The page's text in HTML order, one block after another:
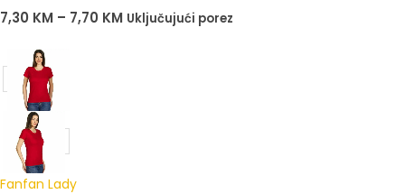
0out of 5
7,30 KM – 7,70 KM Uključujući porez
Fanfan Lady